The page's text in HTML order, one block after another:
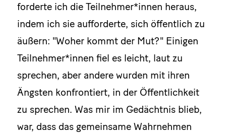
forderte ich die Teilnehmer*innen heraus,
indem ich sie aufforderte, sich öffentlich zu
äußern: "Woher kommt der Mut?" Einigen
Teilnehmer*innen fiel es leicht, laut zu
sprechen, aber andere wurden mit ihren
Ängsten konfrontiert, in der Öffentlichkeit
zu sprechen. Was mir im Gedächtnis blieb,
war, dass das gemeinsame Wahrnehmen